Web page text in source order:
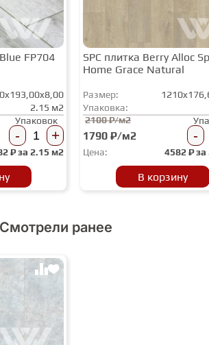
FP704
2.15 м2
Упаковок
- +
₽ за 2.15 м2
SPC плитка Berry Alloc
Home Grace Natural
Размер:
Упаковка:
2100 ₽/м2
1790 ₽/м2 -
Цена: 4582₽ за
В корзину
Смотрели ранее